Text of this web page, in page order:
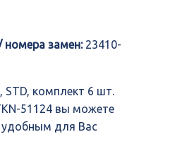
замен:23410-
STD, комплект 6 шт.
51124 вы можете
для Вас